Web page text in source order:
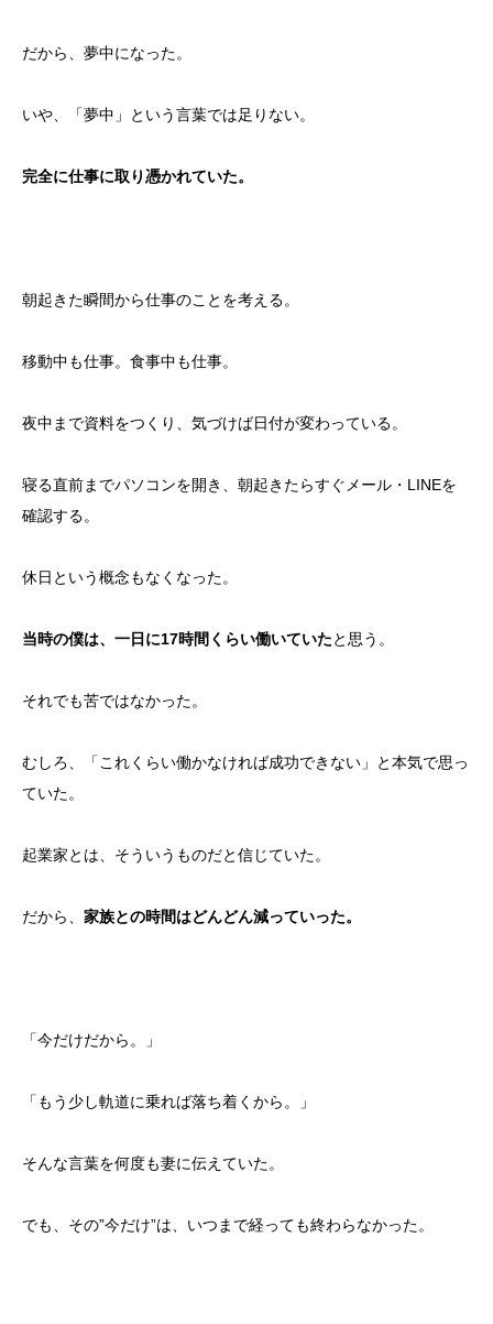
だから、夢中になった。
いや、「夢中」という言葉では足りない。
完全に仕事に取り憑かれていた。
朝起きた瞬間から仕事のことを考える。
移動中も仕事。食事中も仕事。
夜中まで資料をつくり、気づけば日付が変わっている。
寝る直前までパソコンを開き、朝起きたらすぐメール・LINEを
確認する。
休日という概念もなくなった。
当時の僕は、一日に17時間くらい働いていたと思う。
それでも苦ではなかった。
むしろ、「これくらい働かなければ成功できない」と本気で思っ
ていた。
起業家とは、そういうものだと信じていた。
だから、 家族との時間はどんどん減っていった。
「今だけだから。」
「もう少し軌道に乗れば落ち着くから。」
そんな言葉を何度も妻に伝えていた。
でも、その”今だけ”は、いつまで経っても終わらなかった。
第四章 ようやく、自分の人生がつながった